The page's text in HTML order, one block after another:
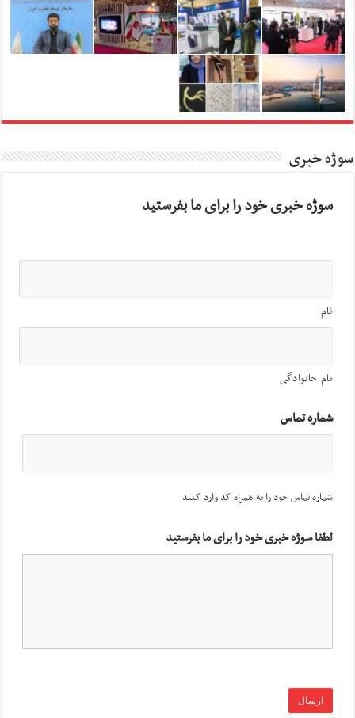
سوژه خبری
سوژه خبری خود را برای ما بفرستید
نام
نام خانوادگی
شماره تماس
شماره تماس خود را به همراه کد وارد کنید
لطفا سوژه خبری خود را برای ما بفرستید